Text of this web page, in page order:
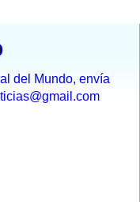
del Mundo, envía